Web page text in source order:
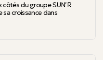
côtés du groupe SUN’R
sa croissance dans